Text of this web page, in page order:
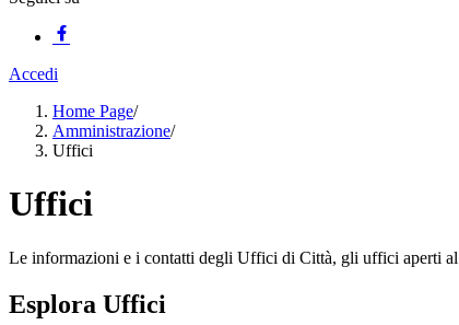
Accedi
Home Page/
Amministrazione/
Uffici
Uffici
Le informazioni e i contatti degli Uffici di Città, gli uffici aperti
Esplora Uffici